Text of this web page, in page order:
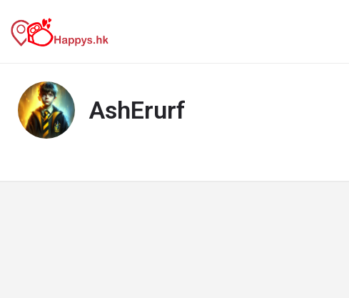
AshErurf